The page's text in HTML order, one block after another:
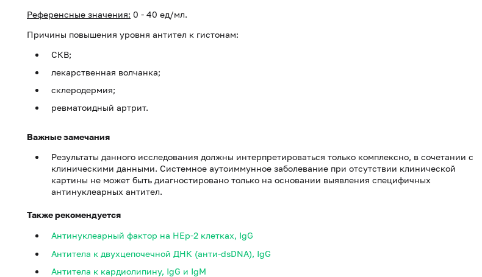
Референсные значения: 0 - 40 ед/мл.
Причины повышения уровня антител к гистонам:
СКВ;
лекарственная волчанка;
склеродермия;
ревматоидный артрит.
Важные замечания
Результаты данного исследования должны интерпретироваться только комплексно, в сочетании с
клиническими данными. Системное аутоиммунное заболевание при отсутствии клинической
картины не может быть диагностировано только на основании выявления специфичных
антинуклеарных антител.
Также рекомендуется
Антинуклеарный фактор на HEp-2 клетках, IgG
Антитела к двухцепочечной ДНК (анти-dsDNA), IgG
Антитела к кардиолипину, IgG и IgM